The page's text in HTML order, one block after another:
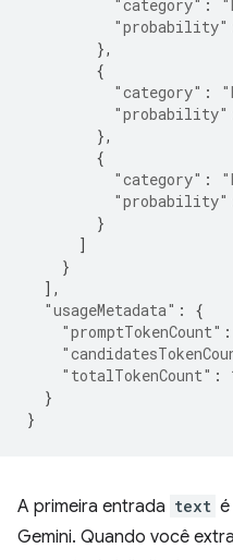
"category" :
"probability"
},
{
"category" :
"probability"
},
{
"category" :
"probability"
}
]
}
],
"usageMetadata" :
{
"promptTokenCount" :
"totalTokenCount" :
}
}
A primeira entrada text
Gemini. Quando você